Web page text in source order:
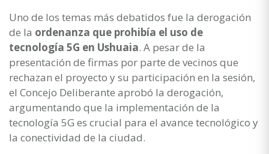
Uno de los temas más debatidos fue la derogación
de la ordenanza que prohibía el uso de
tecnología 5G en Ushuaia. A pesar de la
presentación de firmas por parte de vecinos que
rechazan el proyecto y su participación en la sesión,
el Concejo Deliberante aprobó la derogación,
argumentando que la implementación de la
tecnología 5G es crucial para el avance tecnológico y
la conectividad de la ciudad.